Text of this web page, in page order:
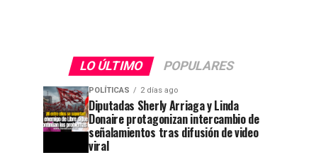
LO ÚLTIMO POPULARES
POLÍTICAS 2 días ago
Diputadas Sherly Arriaga y Linda
Donaire protagonizan intercambio de
señalamientos tras difusión de video
viral